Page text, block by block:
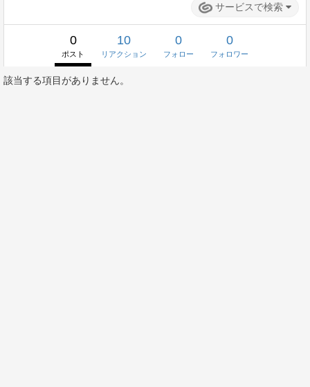
サービスで検索
0
ポスト
10
リアクション
0
フォロー
0
フォロワー
該当する項目がありません。